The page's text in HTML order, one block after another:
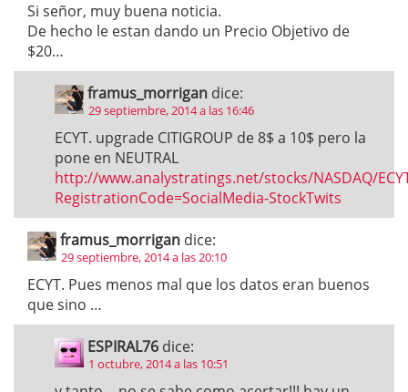
Si señor, muy buena noticia.
De hecho le estan dando un Precio Objetivo de
$20…
framus_morrigan dice:
29 septiembre, 2014 a las 16:46
ECYT. upgrade CITIGROUP de 8$ a 10$ pero la
pone en NEUTRAL
http://www.analystratings.net/stocks/NASDAQ/
RegistrationCode=SocialMedia-StockTwits
framus_morrigan dice:
29 septiembre, 2014 a las 20:10
ECYT. Pues menos mal que los datos eran buenos
que sino …
ESPIRAL76 dice:
1 octubre, 2014 a las 10:51